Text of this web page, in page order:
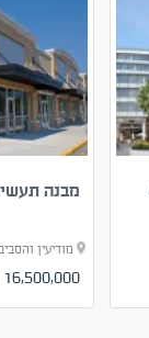
מבנה
מודיעין
16,500,000 ₪